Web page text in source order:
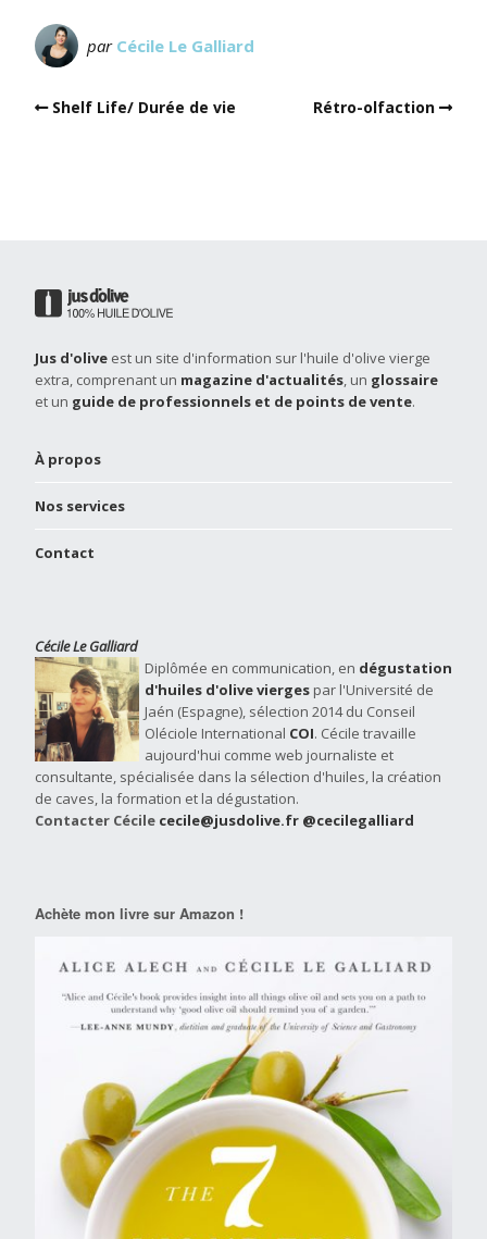
par Cécile Le Galliard
Shelf Life/ Durée de vie Rétro-olfaction
Jus d'olive est un site d'information sur l'huile d'olive vierge
extra, comprenant un magazine d'actualités , un glossaire
et un guide de professionnels et de points de vente.
À propos
Nos services
Contact
Cécile Le Galliard
Diplômée en communication, en dégustation
d'huiles d'olive vierges par l'Université de
Jaén (Espagne), sélection 2014 du Conseil
Oléciole International COI. Cécile travaille
aujourd'hui comme web journaliste et
consultante, spécialisée dans la sélection d'huiles, la création
de caves, la formation et la dégustation.
Contacter Cécile cecile@jusdolive.fr @cecilegalliard
Achète mon livre sur Amazon !